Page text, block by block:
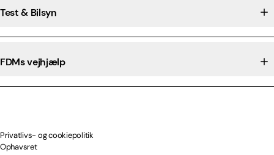
Test & Bilsyn
FDMs vejhjælp
Privatlivs- og cookiepolitik
Ophavsret